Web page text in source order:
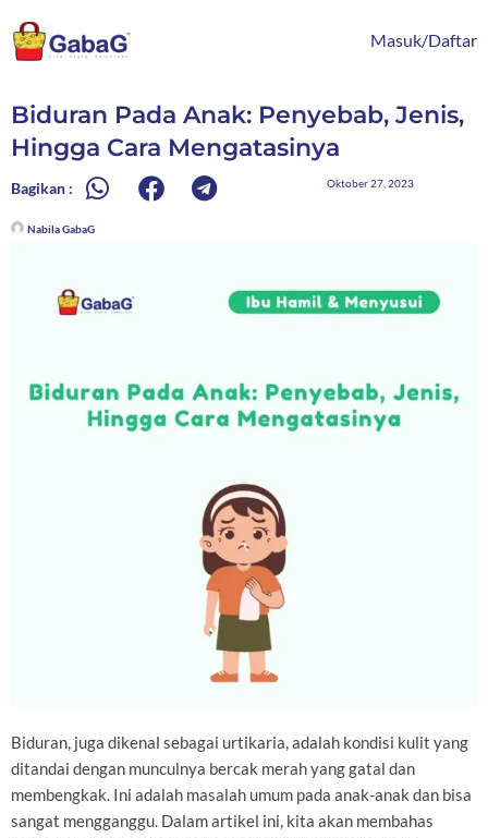
ke
konten
Masuk/Daftar
Biduran Pada Anak: Penyebab, Jenis,
Hingga Cara Mengatasinya
Bagikan : Oktober 27, 2023
Nabila GabaG
Biduran, juga dikenal sebagai urtikaria, adalah kondisi kulit yang
ditandai dengan munculnya bercak merah yang gatal dan
membengkak. Ini adalah masalah umum pada anak-anak dan bisa
sangat mengganggu. Dalam artikel ini, kita akan membahas